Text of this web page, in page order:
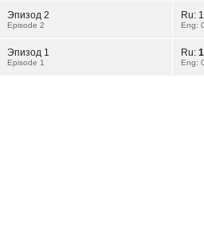
Эпизод 2
Episode 2
Ru:
Eng:
Эпизод 1
Episode 1
Ru:
Eng: